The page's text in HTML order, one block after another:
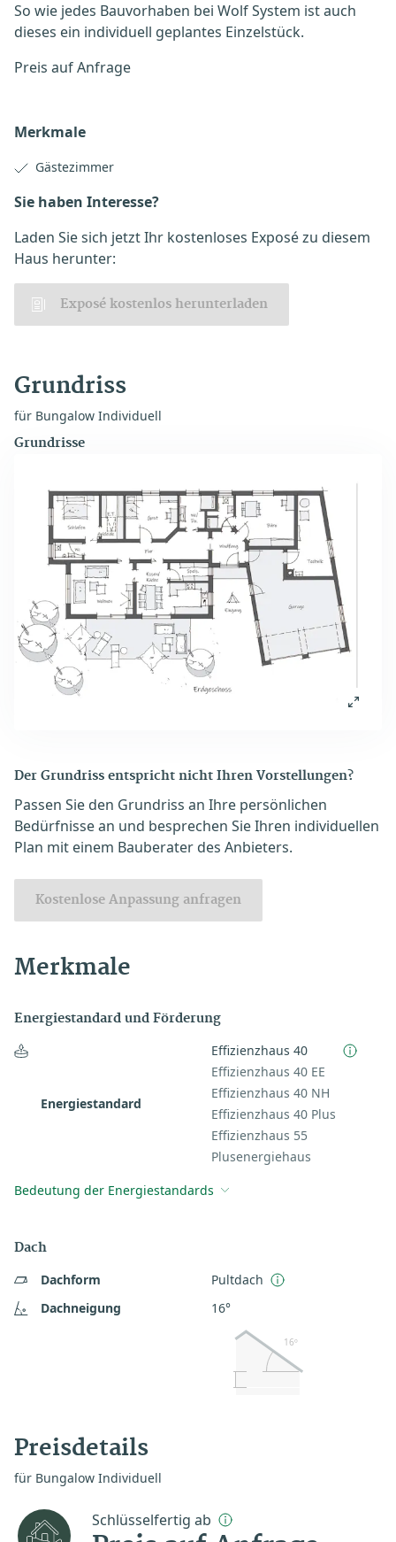
So wie jedes Bauvorhaben bei Wolf System ist auch
dieses ein individuell geplantes Einzelstück.
Preis auf Anfrage
Merkmale
Gästezimmer
Sie haben Interesse?
Laden Sie sich jetzt Ihr kostenloses Exposé zu diesem
Haus herunter:
Exposé kostenlos herunterladen
Grundriss
für Bungalow Individuell
Grundrisse
Der Grundriss entspricht nicht Ihren Vorstellungen?
Passen Sie den Grundriss an Ihre persönlichen
Bedürfnisse an und besprechen Sie Ihren individuellen
Plan mit einem Bauberater des Anbieters.
Kostenlose Anpassung anfragen
Merkmale
Energiestandard und Förderung
Energiestandard
Effizienzhaus 40
Effizienzhaus 40 EE
Effizienzhaus 40 NH
Effizienzhaus 40 Plus
Effizienzhaus 55
Plusenergiehaus
Bedeutung der Energiestandards
Dach
Dachform
Pultdach
Dachneigung
16°
16º
Preisdetails
für Bungalow Individuell
Schlüsselfertig ab